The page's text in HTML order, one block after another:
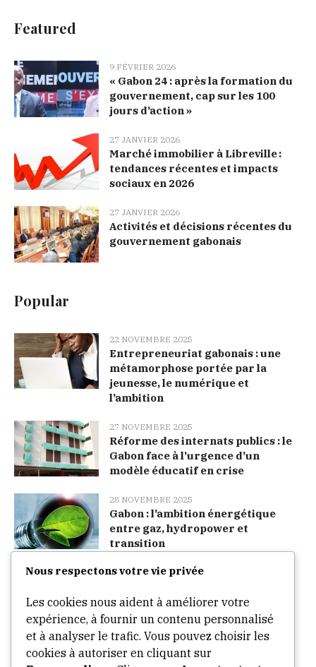
Nous respectons votre vie privée
Les cookies nous aident à améliorer votre
expérience, à fournir un contenu personnalisé
et à analyser le trafic. Vous pouvez choisir les
cookies à autoriser en cliquant sur
Featured
9 FÉVRIER 2026
« Gabon 24 : après la formation du
gouvernement, cap sur les 100
jours d’action »
27 JANVIER 2026
Marché immobilier à Libreville :
tendances récentes et impacts
sociaux en 2026
27 JANVIER 2026
Activités et décisions récentes du
gouvernement gabonais
Popular
22 NOVEMBRE 2025
Entrepreneuriat gabonais : une
métamorphose portée par la
jeunesse, le numérique et
l’ambition
27 NOVEMBRE 2025
Réforme des internats publics : le
Gabon face à l’urgence d’un
modèle éducatif en crise
28 NOVEMBRE 2025
Gabon : l’ambition énergétique
entre gaz, hydropower et
transition
Arts
Culture